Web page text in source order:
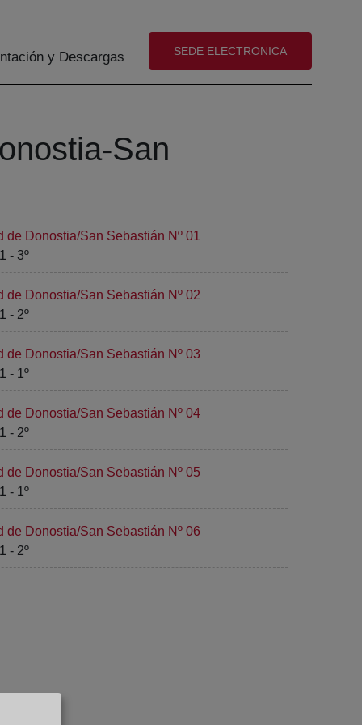
y Descargas (abre en nueva ventana)
SEDE ELECTRONICA
San
de Donostia/San Sebastián Nº 01
- 3º
de Donostia/San Sebastián Nº 02
- 2º
de Donostia/San Sebastián Nº 03
- 1º
de Donostia/San Sebastián Nº 04
- 2º
de Donostia/San Sebastián Nº 05
- 1º
de Donostia/San Sebastián Nº 06
- 2º